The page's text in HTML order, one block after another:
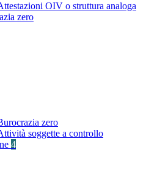
OIV o struttura analoga
zero
zero
soggette a controllo
4